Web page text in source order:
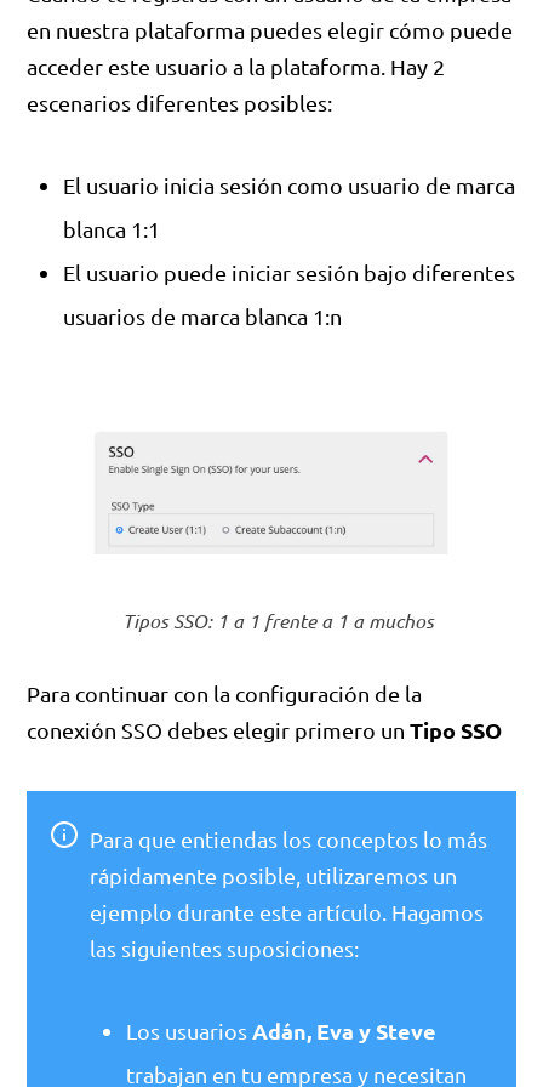
en nuestra plataforma puedes elegir cómo puede
acceder este usuario a la plataforma. Hay 2
escenarios diferentes posibles:
El usuario inicia sesión como usuario de marca
blanca 1:1
El usuario puede iniciar sesión bajo diferentes
usuarios de marca blanca 1:n
Tipos SSO: 1 a 1 frente a 1 a muchos
Para continuar con la configuración de la
conexión SSO debes elegir primero unTipo SSO
Para que entiendas los conceptos lo más
rápidamente posible, utilizaremos un
ejemplo durante este artículo. Hagamos
las siguientes suposiciones:
Los usuarios Adán, Eva y Steve
trabajan en tu empresa y necesitan